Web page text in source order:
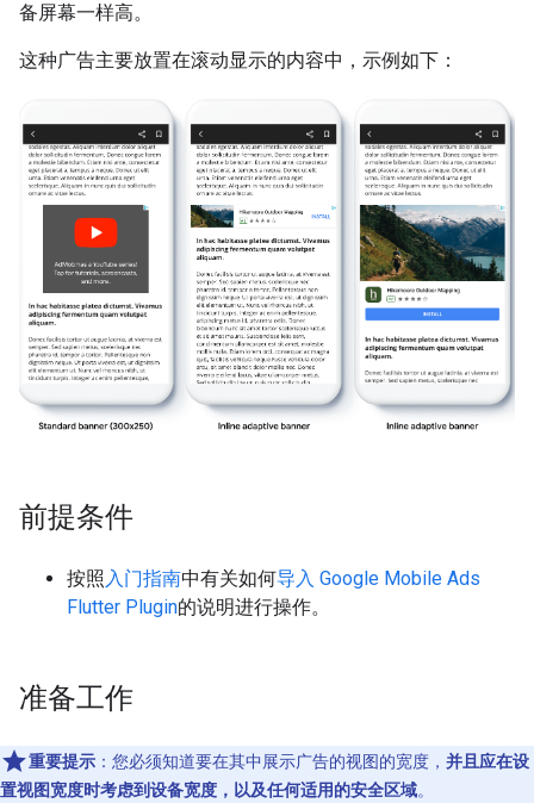
备屏幕一样高。
这种广告主要放置在滚动显示的内容中，示例如下：
前提条件
按照 入门指南中有关如何导入 Google Mobile Ads
Flutter Plugin的说明进行操作。
准备工作
重要提示 ：您必须知道要在其中展示广告的视图的宽度， 并且应在设
置视图宽度时考虑到设备宽度，以及任何适用的安全区域。